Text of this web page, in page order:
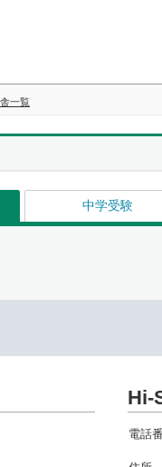
一覧
中学受験
Hi-